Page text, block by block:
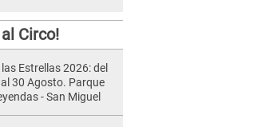
Circo!
Estrellas 2026: del
30 Agosto. Parque
- San Miguel